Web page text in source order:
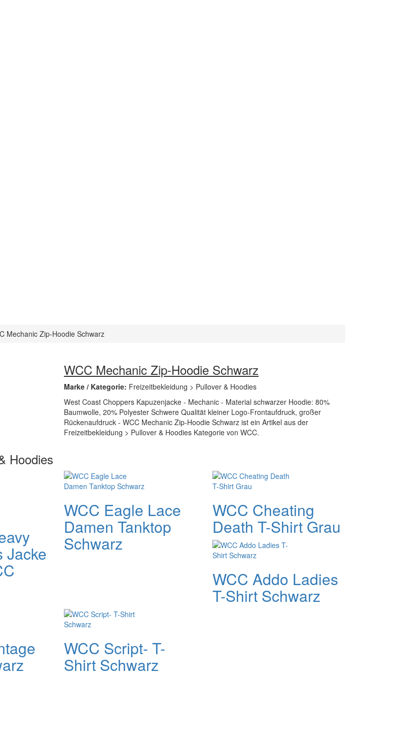
Mechanic Zip-Hoodie Schwarz
WCC Mechanic Zip-Hoodie Schwarz
Marke / Kategorie: Freizeitbekleidung > Pullover & Hoodies
West Coast Choppers Kapuzenjacke - Mechanic - Material schwarzer Hoodie: 80%
Baumwolle, 20% Polyester Schwere Qualität kleiner Logo-Frontaufdruck, großer
Rückenaufdruck - WCC Mechanic Zip-Hoodie Schwarz ist ein Artikel aus der
Freizeitbekleidung > Pullover & Hoodies Kategorie von WCC.
Hoodies
Jacke
WCC Eagle Lace
Damen Tanktop
Schwarz
WCC Cheating
Death T-Shirt Grau
WCC Addo Ladies
T-Shirt Schwarz
WCC Script- T-
Shirt Schwarz